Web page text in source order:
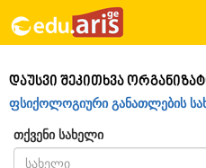
დაუსვი შეკითხვა
ფსიქოლოგიური განათლების
თქვენი სახელი